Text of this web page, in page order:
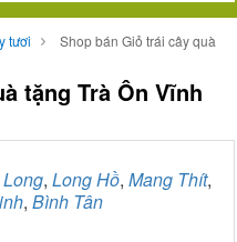
tươi
Shop bán Giỏ trái cây quà
tặng Trà Ôn Vĩnh
, Long Hồ, Mang Thít,
, Bình Tân